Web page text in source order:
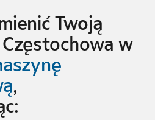
Twoją
w
,